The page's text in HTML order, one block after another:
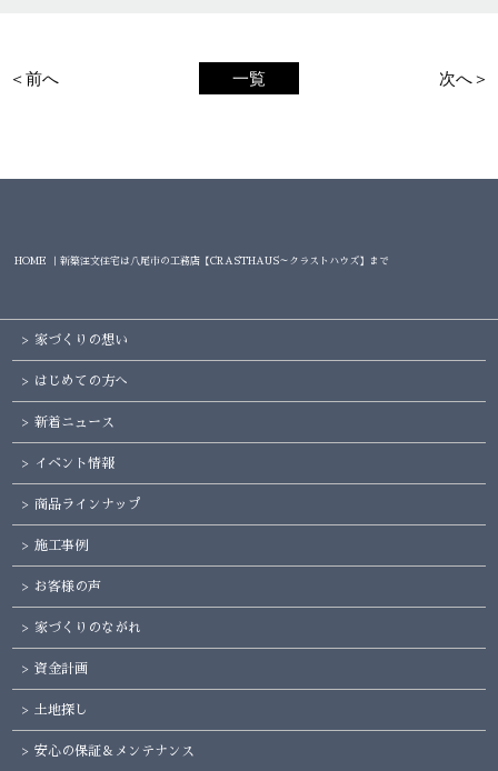
一覧
＜前へ 次へ＞
HOME ｜新築注文住宅は八尾市の工務店【CRASTHAUS～クラストハウズ】まで
家づくりの想い
はじめての方へ
新着ニュース
イベント情報
商品ラインナップ
施工事例
お客様の声
家づくりのながれ
資金計画
土地探し
安心の保証＆メンテナンス